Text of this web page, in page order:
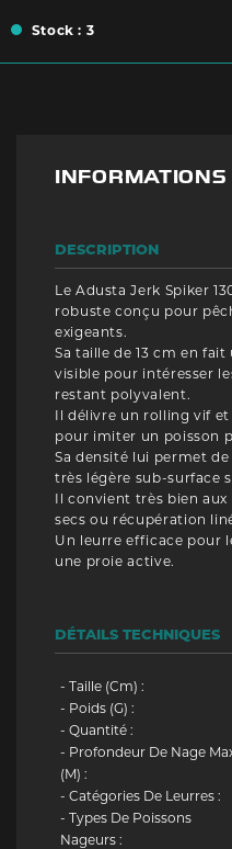
Stock : 3
INFORMATIONS
DESCRIPTION
Le Adusta Jerk Spiker
robuste conçu pour
exigeants.
Sa taille de 13 cm en
visible pour intéresser
restant polyvalent.
Il délivre un rolling vif
pour imiter un poisson
Sa densité lui permet
très légère sub-surface
Il convient très bien
secs ou récupération
Un leurre efficace pour
une proie active.
DÉTAILS TECHNIQUES
- Taille (cm) :
- Poids (g) :
- Quantité :
- Profondeur De Nage
(m) :
- Catégories De Leurres :
- Types De Poissons
Nageurs :